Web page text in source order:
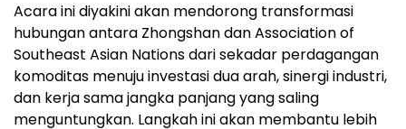
Acara ini diyakini akan mendorong transformasi
hubungan antara Zhongshan dan Association of
Southeast Asian Nations dari sekadar perdagangan
komoditas menuju investasi dua arah, sinergi industri,
dan kerja sama jangka panjang yang saling
menguntungkan. Langkah ini akan membantu lebih